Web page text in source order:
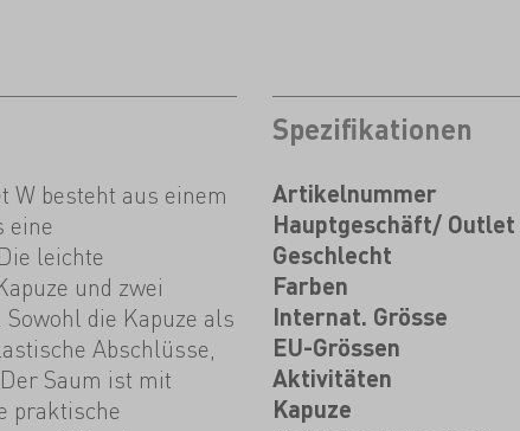
W besteht aus einem
eine
leichte
und zwei
die Kapuze als
Abschlüsse,
Saum ist mit
praktische
Spezifikationen
Artikelnummer
Hauptgeschäft/ Outlet
Geschlecht
Farben
Internat. Grösse
EU-Grössen
Aktivitäten
Kapuze